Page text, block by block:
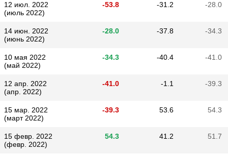
12 июл. 2022
(июль 2022)
-53.8 -31.2 -28.0
14 июн. 2022
(июнь 2022)
-28.0 -37.8 -34.3
10 мая 2022
(май 2022)
-34.3 -40.4 -41.0
12 апр. 2022
(апр. 2022)
-41.0 -1.1 -39.3
15 мар. 2022
(март 2022)
-39.3 53.6 54.3
15 февр. 2022
(февр. 2022)
54.3 41.2 51.7